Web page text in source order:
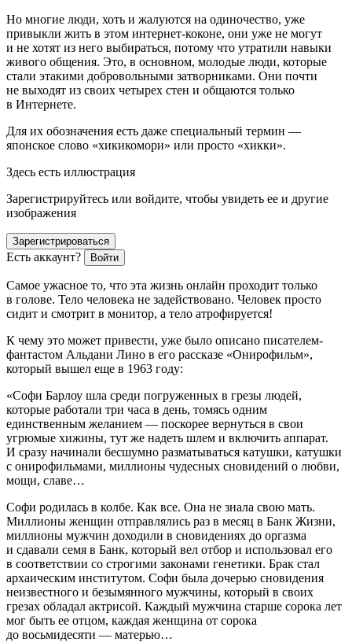
Но многие люди, хоть и жалуются на одиночество, уже
привыкли жить в этом интернет-коконе, они уже не могут
и не хотят из него выбираться, потому что утратили навыки
живого общения. Это, в основном, молодые люди, которые
стали этакими добровольными затворниками. Они почти
не выходят из своих четырех стен и общаются только
в Интернете.
Для их обозначения есть даже специальный термин —
японское слово «хикикомори» или просто «хикки».
Здесь есть иллюстрация
Зарегистрируйтесь или войдите, чтобы увидеть ее и другие
изображения
Зарегистрироваться
Есть аккаунт? Войти
Самое ужасное то, что эта жизнь онлайн проходит только
в голове. Тело человека не задействовано. Человек просто
сидит и смотрит в монитор, а тело атрофируется!
К чему это может привести, уже было описано писателем-
фантастом Альдани Лино в его рассказе «Онирофильм»,
который вышел еще в 1963 году:
«Софи Барлоу шла среди погруженных в грезы людей,
которые работали три часа в день, томясь одним
единственным желанием — поскорее вернуться в свои
угрюмые хижины, тут же надеть шлем и включить аппарат.
И сразу начинали бесшумно разматываться катушки, катушки
с онирофильмами, миллионы чудесных сновидений о любви,
мощи, славе…
Софи родилась в колбе. Как все. Она не знала свою мать.
Миллионы женщин отправлялись раз в месяц в Банк Жизни,
миллионы мужчин доходили в сновидениях до оргазма
и сдавали семя в Банк, который вел отбор и использовал его
в соответствии со строгими законами генетики. Брак стал
архаическим институтом. Софи была дочерью сновидения
неизвестного и безымянного мужчины, который в своих
грезах обладал актрисой. Каждый мужчина старше сорока лет
мог быть ее отцом, каждая женщина от сорока
до восьмидесяти — матерью…